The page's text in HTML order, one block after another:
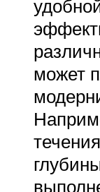
может